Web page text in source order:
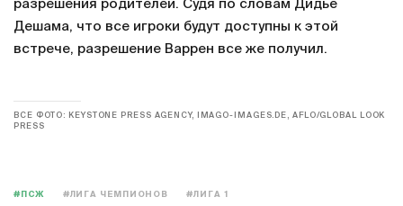
разрешения родителей. Судя по словам Дидье
Дешама, что все игроки будут доступны к этой
встрече, разрешение Варрен все же получил.
ВСЕ ФОТО: KEYSTONE PRESS AGENCY, IMAGO-IMAGES.DE, AFLO/GLOBAL LOOK
PRESS
#ПСЖ #ЛИГА ЧЕМПИОНОВ #ЛИГА 1